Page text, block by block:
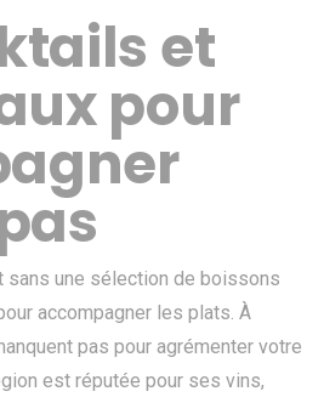
et
pour
sans une sélection de boissons
accompagner les plats. À
pas pour agrémenter votre
est réputée pour ses vins,